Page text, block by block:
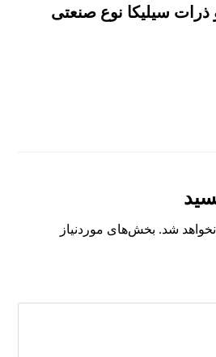
سیلیکا نوع صنعتی
شد. بخش‌های موردنیاز